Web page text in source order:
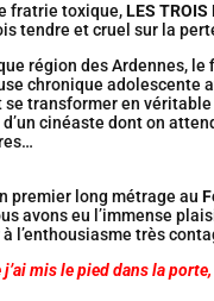
fratrie toxique,LES TROIS
tendre et cruel sur la
région des Ardennes, le
chronique adolescente
transformer en
cinéaste dont on
premier long métrage au
avons eu l’immense
l’enthousiasme très
mis le pied dans la porte,